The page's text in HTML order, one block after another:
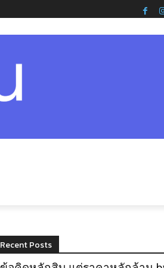
Recent Posts